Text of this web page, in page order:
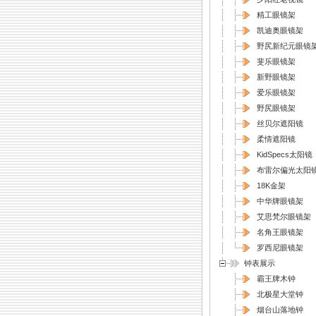
精工眼镜架
凯迪奥眼镜架
野尻新纪元眼镜
斐乐眼镜架
新野眼镜架
爱乐眼镜架
野尻眼镜架
丝贝尔遮阳镜
柔情遮阳镜
KidSpecs太阳镜
布雷尔偏光太阳
18K金架
中华牌眼镜架
艾思梵尔眼镜架
名角王眼镜架
罗西尼眼镜架
钟表展示
霸王牌木钟
北极星大堂钟
烟台山落地钟